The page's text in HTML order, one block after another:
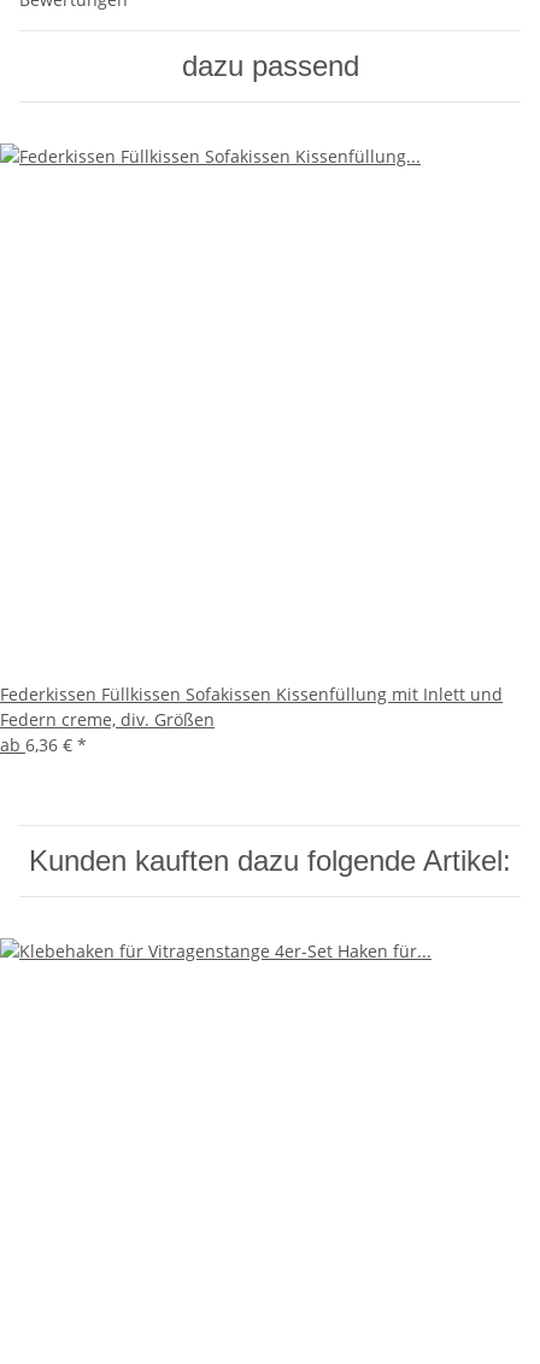
dazu passend
Federkissen Füllkissen Sofakissen Kissenfüllung mit Inlett und
Federn creme, div. Größen
ab 6,36 € *
Kunden kauften dazu folgende Artikel: